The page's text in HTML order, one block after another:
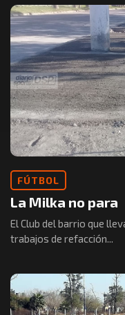
FÚTBOL
La Milka no para
El Club del barrio que
trabajos de refacción...